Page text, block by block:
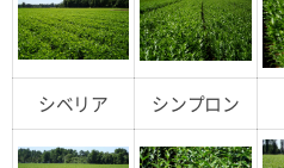
シベリア シンプロン